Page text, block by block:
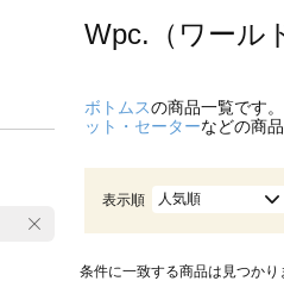
Wpc.（ワール
ボトムスの商品一覧です。
ット・セーターなどの商
表示順 人気順
条件に一致する商品は見つかり